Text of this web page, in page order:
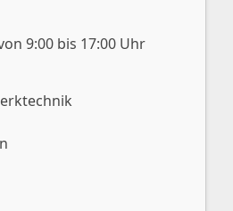
9:00 bis 17:00 Uhr